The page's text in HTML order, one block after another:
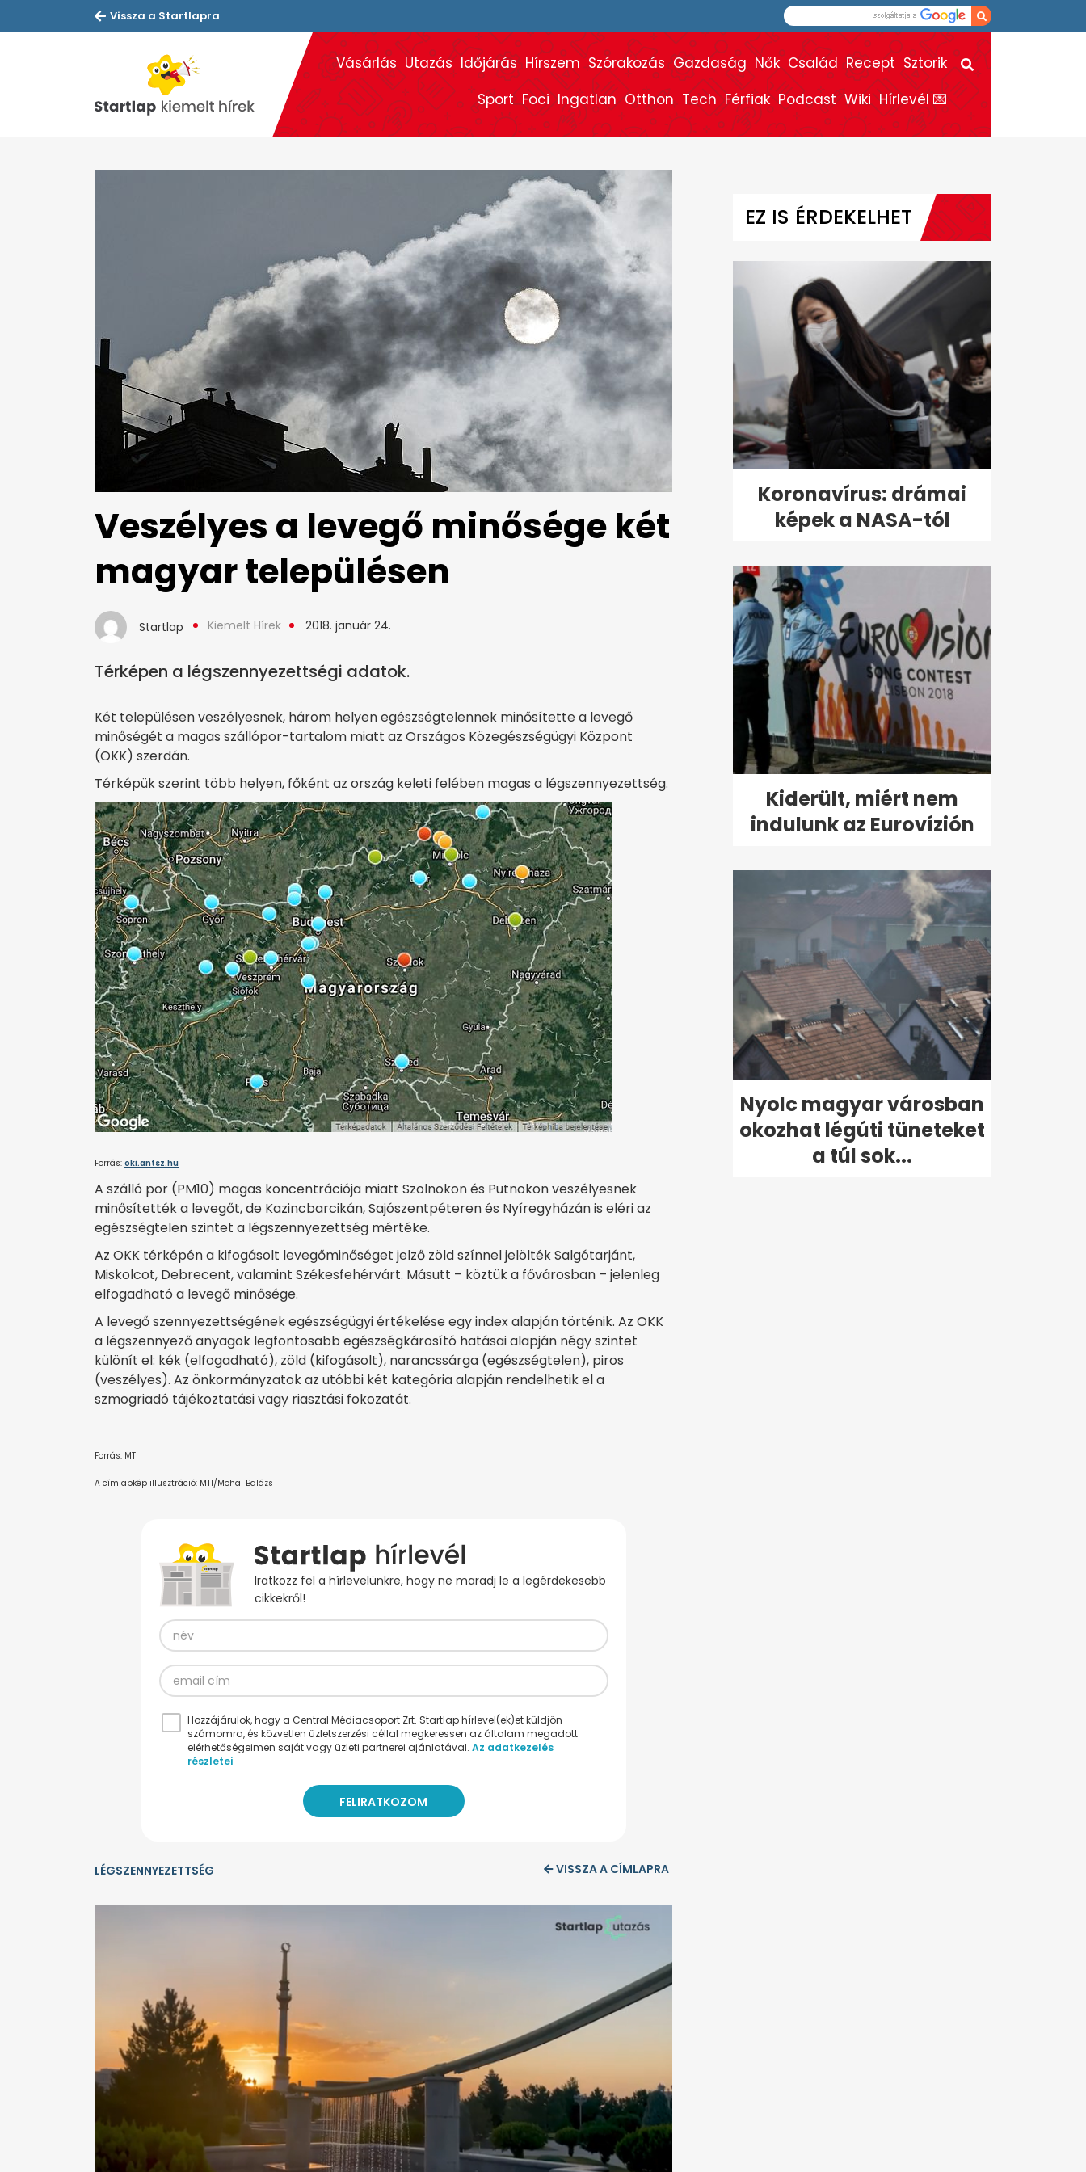
Vissza a Startlapra
Vásárlás Utazás Időjárás Hírszem Szórakozás Gazdaság Nők Család Recept Sztorik
Sport Foci Ingatlan Otthon Tech Férfiak Podcast Wiki Hírlevél 💌
Veszélyes a levegő minősége két
magyar településen
Startlap Kiemelt Hírek 2018. január 24.
Térképen a légszennyezettségi adatok.
Két településen veszélyesnek, három helyen egészségtelennek minősítette a levegő
minőségét a magas szállópor-tartalom miatt az Országos Közegészségügyi Központ
(OKK) szerdán.
Térképük szerint több helyen, főként az ország keleti felében magas a légszennyezettség.
Forrás: oki.antsz.hu
A szálló por (PM10) magas koncentrációja miatt Szolnokon és Putnokon veszélyesnek
minősítették a levegőt, de Kazincbarcikán, Sajószentpéteren és Nyíregyházán is eléri az
egészségtelen szintet a légszennyezettség mértéke.
Az OKK térképén a kifogásolt levegőminőséget jelző zöld színnel jelölték Salgótarjánt,
Miskolcot, Debrecent, valamint Székesfehérvárt. Másutt – köztük a fővárosban – jelenleg
elfogadható a levegő minősége.
A levegő szennyezettségének egészségügyi értékelése egy index alapján történik. Az OKK
a légszennyező anyagok legfontosabb egészségkárosító hatásai alapján négy szintet
különít el: kék (elfogadható), zöld (kifogásolt), narancssárga (egészségtelen), piros
(veszélyes). Az önkormányzatok az utóbbi két kategória alapján rendelhetik el a
szmogriadó tájékoztatási vagy riasztási fokozatát.
Forrás: MTI
A címlapkép illusztráció: MTI/Mohai Balázs
Iratkozz fel a hírlevelünkre, hogy ne maradj le a legérdekesebb
cikkekről!
Hozzájárulok, hogy a Central Médiacsoport Zrt. Startlap hírlevel(ek)et küldjön
számomra, és közvetlen üzletszerzési céllal megkeressen az általam megadott
elérhetőségeimen saját vagy üzleti partnerei ajánlatával. Az adatkezelés
részletei
LÉGSZENNYEZETTSÉG VISSZA A CÍMLAPRA
EZ IS ÉRDEKELHET
Koronavírus: drámai
képek a NASA-tól
Kiderült, miért nem
indulunk az Eurovízión
Nyolc magyar városban
okozhat légúti tüneteket
a túl sok...